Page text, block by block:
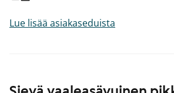
Lue lisää asiakaseduista